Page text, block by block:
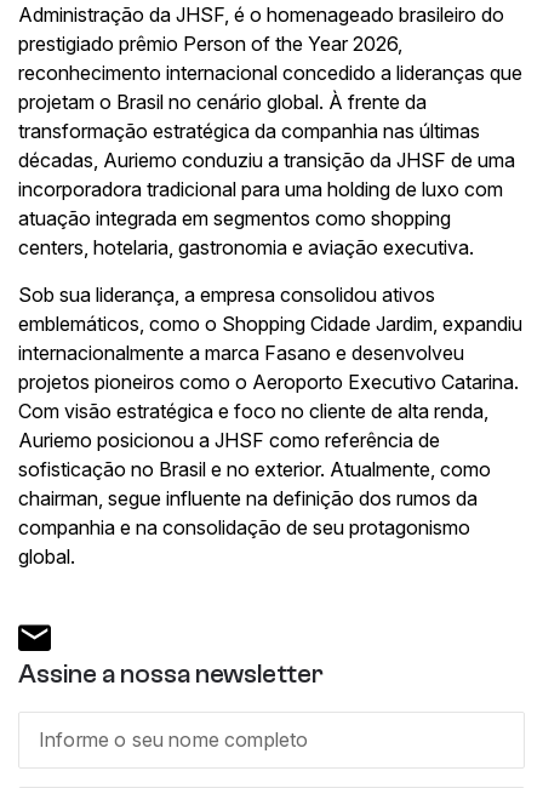
Administração da JHSF, é o homenageado brasileiro do
prestigiado prêmio Person of the Year 2026,
reconhecimento internacional concedido a lideranças que
projetam o Brasil no cenário global. À frente da
transformação estratégica da companhia nas últimas
décadas, Auriemo conduziu a transição da JHSF de uma
incorporadora tradicional para uma holding de luxo com
atuação integrada em segmentos como shopping
centers, hotelaria, gastronomia e aviação executiva.
Sob sua liderança, a empresa consolidou ativos
emblemáticos, como o Shopping Cidade Jardim, expandiu
internacionalmente a marca Fasano e desenvolveu
projetos pioneiros como o Aeroporto Executivo Catarina.
Com visão estratégica e foco no cliente de alta renda,
Auriemo posicionou a JHSF como referência de
sofisticação no Brasil e no exterior. Atualmente, como
chairman, segue influente na definição dos rumos da
companhia e na consolidação de seu protagonismo
global.
Assine a nossa newsletter